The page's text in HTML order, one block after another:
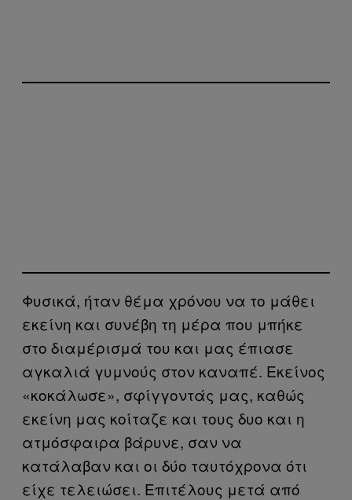
Φυσικά, ήταν θέμα χρόνου να το μάθει
εκείνη και συνέβη τη μέρα που μπήκε
στο διαμέρισμά του και μας έπιασε
αγκαλιά γυμνούς στον καναπέ. Εκείνος
«κοκάλωσε», σφίγγοντάς μας, καθώς
εκείνη μας κοίταζε και τους δυο και η
ατμόσφαιρα βάρυνε, σαν να
κατάλαβαν και οι δύο ταυτόχρονα ότι
είχε τελειώσει. Επιτέλους μετά από